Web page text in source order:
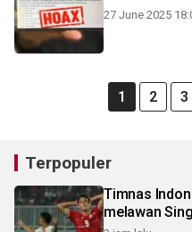
27 June 2025
1 2 3
Terpopuler
Timnas
melawan